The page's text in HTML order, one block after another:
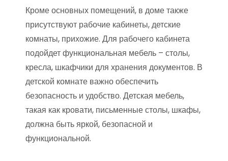
Кроме основных помещений, в доме также
присутствуют рабочие кабинеты, детские
комнаты, прихожие. Для рабочего кабинета
подойдет функциональная мебель – столы,
кресла, шкафчики для хранения документов. В
детской комнате важно обеспечить
безопасность и удобство. Детская мебель,
такая как кровати, письменные столы, шкафы,
должна быть яркой, безопасной и
функциональной.